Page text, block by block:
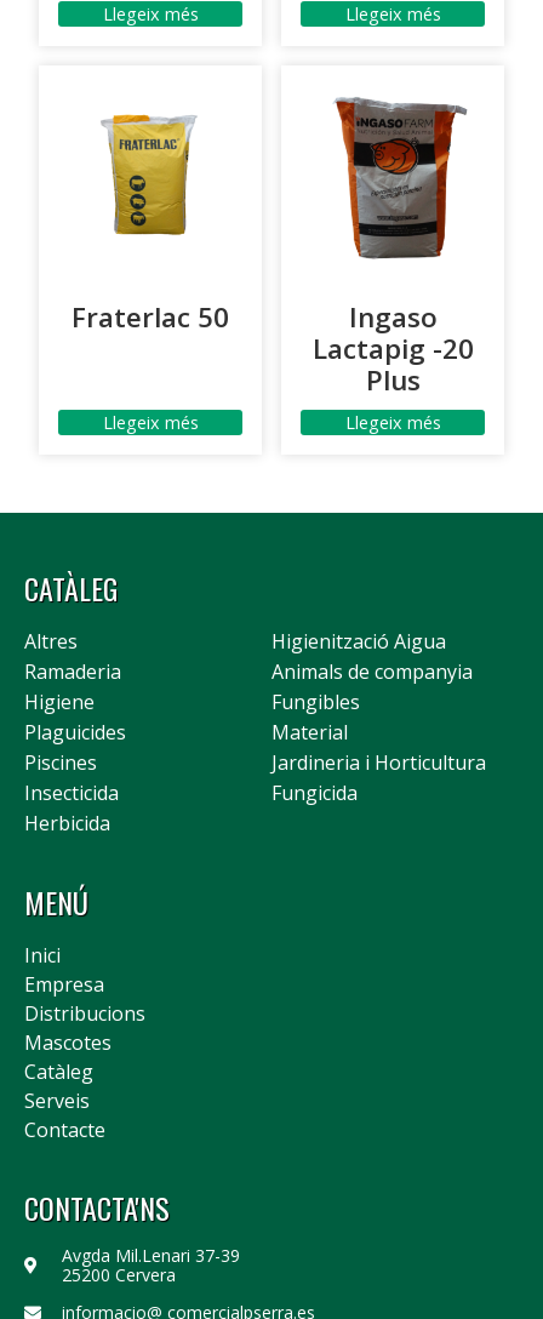
Llegeix més Llegeix més
Fraterlac 50
Llegeix més
Ingaso
Lactapig -20
Plus
Llegeix més
CATÀLEG
Altres
Higienització Aigua
Ramaderia
Animals de companyia
Higiene
Fungibles
Plaguicides
Material
Piscines
Jardineria i Horticultura
Insecticida
Fungicida
Herbicida
MENÚ
Inici
Empresa
Distribucions
Mascotes
Catàleg
Serveis
Contacte
CONTACTA'NS
Avgda Mil.Lenari 37-39
25200 Cervera
informacio@ comercialpserra.es